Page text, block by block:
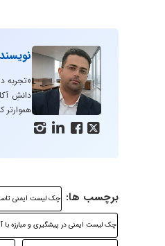
   
دانشِ
برچسب ها: چک لیست ایمنی
چک لیست ایمنی در پیشگیری و مبارزه با